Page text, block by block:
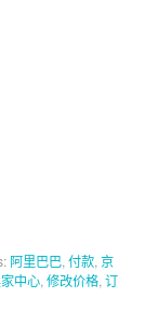
阿里巴巴, 付款, 京
中心, 修改价格, 订